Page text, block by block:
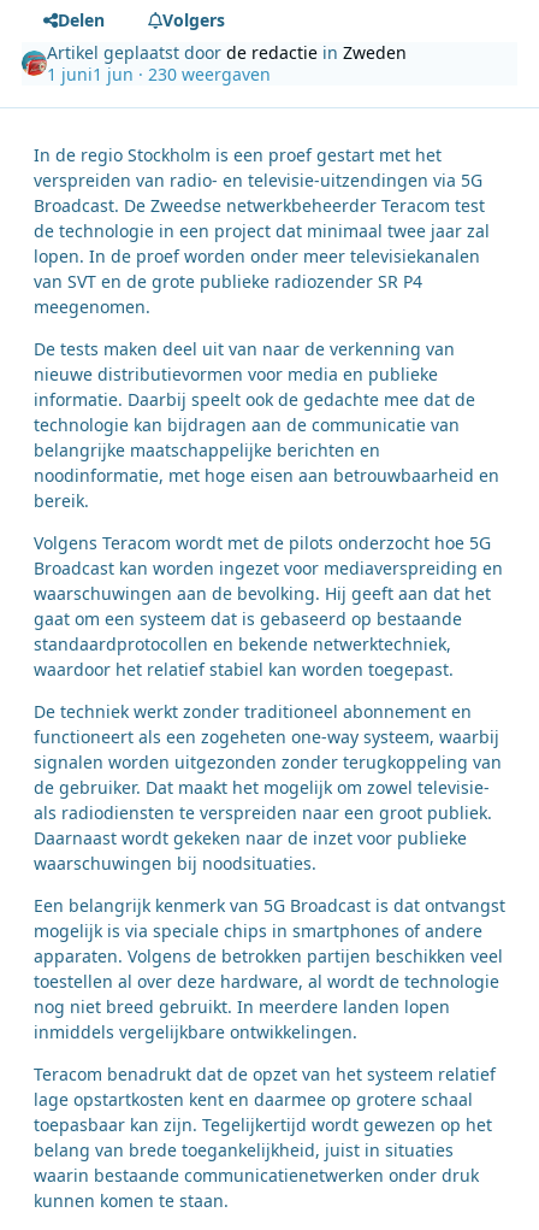
Delen
Volgers
Artikel geplaatst doorde redactie inZweden
1 juni1 jun · 230 weergaven
In de regio Stockholm is een proef gestart met het
verspreiden van radio- en televisie-uitzendingen via 5G
Broadcast. De Zweedse netwerkbeheerder Teracom test
de technologie in een project dat minimaal twee jaar zal
lopen. In de proef worden onder meer televisiekanalen
van SVT en de grote publieke radiozender SR P4
meegenomen.
De tests maken deel uit van naar de verkenning van
nieuwe distributievormen voor media en publieke
informatie. Daarbij speelt ook de gedachte mee dat de
technologie kan bijdragen aan de communicatie van
belangrijke maatschappelijke berichten en
noodinformatie, met hoge eisen aan betrouwbaarheid en
bereik.
Volgens Teracom wordt met de pilots onderzocht hoe 5G
Broadcast kan worden ingezet voor mediaverspreiding en
waarschuwingen aan de bevolking. Hij geeft aan dat het
gaat om een systeem dat is gebaseerd op bestaande
standaardprotocollen en bekende netwerktechniek,
waardoor het relatief stabiel kan worden toegepast.
De techniek werkt zonder traditioneel abonnement en
functioneert als een zogeheten one-way systeem, waarbij
signalen worden uitgezonden zonder terugkoppeling van
de gebruiker. Dat maakt het mogelijk om zowel televisie-
als radiodiensten te verspreiden naar een groot publiek.
Daarnaast wordt gekeken naar de inzet voor publieke
waarschuwingen bij noodsituaties.
Een belangrijk kenmerk van 5G Broadcast is dat ontvangst
mogelijk is via speciale chips in smartphones of andere
apparaten. Volgens de betrokken partijen beschikken veel
toestellen al over deze hardware, al wordt de technologie
nog niet breed gebruikt. In meerdere landen lopen
inmiddels vergelijkbare ontwikkelingen.
Teracom benadrukt dat de opzet van het systeem relatief
lage opstartkosten kent en daarmee op grotere schaal
toepasbaar kan zijn. Tegelijkertijd wordt gewezen op het
belang van brede toegankelijkheid, juist in situaties
waarin bestaande communicatienetwerken onder druk
kunnen komen te staan.